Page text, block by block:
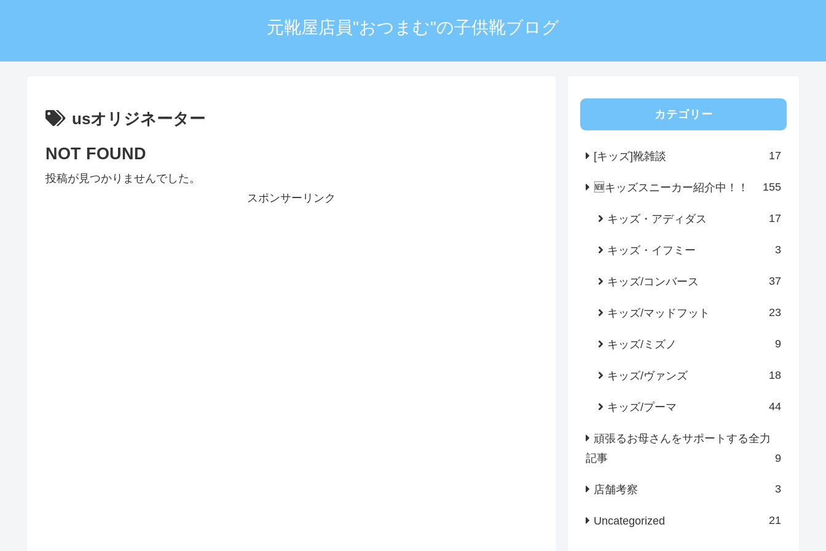
元靴屋店員"おつまむ"の子供靴ブログ
usオリジネーター
NOT FOUND
投稿が見つかりませんでした。
スポンサーリンク
カテゴリー
[キッズ]靴雑談 17
🆕キッズスニーカー紹介中！！ 155
キッズ・アディダス 17
キッズ・イフミー 3
キッズ/コンバース 37
キッズ/マッドフット 23
キッズ/ミズノ 9
キッズ/ヴァンズ 18
キッズ/プーマ 44
頑張るお母さんをサポートする全力
記事
9
店舗考察 3
Uncategorized 21